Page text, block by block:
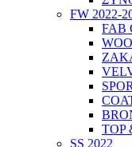
FW 2022-
FAB
TOP
SS 2022